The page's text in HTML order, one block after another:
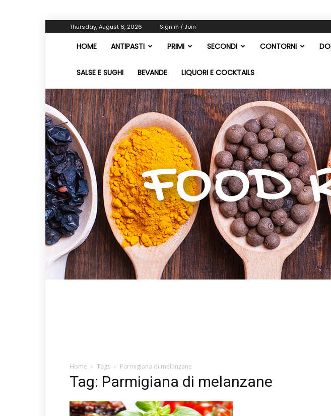
Thursday, August 6, 2026 Sign in / Join
HOME ANTIPASTI PRIMI SECONDI CONTORNI
SALSE E SUGHI BEVANDE LIQUORI E COCKTAILS
Home Tags Parmigiana di melanzane
Tag: Parmigiana di melanzane